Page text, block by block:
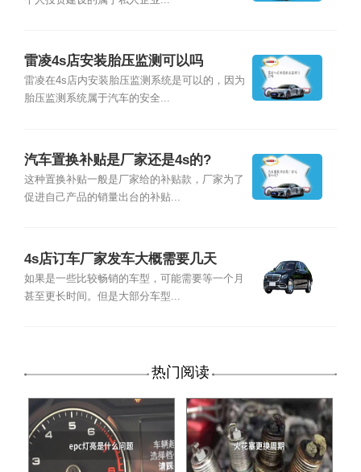
雷凌4s店安装胎压监测可以吗
雷凌在4s店内安装胎压监测系统是可以的，因为
胎压监测系统属于汽车的安全...
汽车置换补贴是厂家还是4s的?
这种置换补贴一般是厂家给的补贴款，厂家为了
促进自己产品的销量出台的补贴...
4s店订车厂家发车大概需要几天
如果是一些比较畅销的车型，可能需要等一个月
甚至更长时间。但是大部分车型...
热门阅读